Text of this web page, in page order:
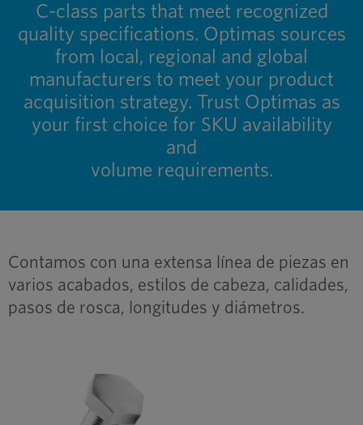
C-class parts that meet recognized
quality specifications. Optimas sources
from local, regional and global
manufacturers to meet your product
acquisition strategy. Trust Optimas as
your first choice for SKU availability
and
volume requirements.
Contamos con una extensa línea de piezas en
varios acabados, estilos de cabeza, calidades,
pasos de rosca, longitudes y diámetros.